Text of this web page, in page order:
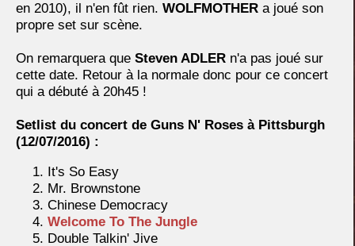
en 2010), il n'en fût rien. WOLFMOTHER a joué son
propre set sur scène.
On remarquera que Steven ADLER n'a pas joué sur
cette date. Retour à la normale donc pour ce concert
qui a débuté à 20h45 !
Setlist du concert de Guns N' Roses à Pittsburgh
(12/07/2016) :
It's So Easy
Mr. Brownstone
Chinese Democracy
Welcome To The Jungle
Double Talkin' Jive